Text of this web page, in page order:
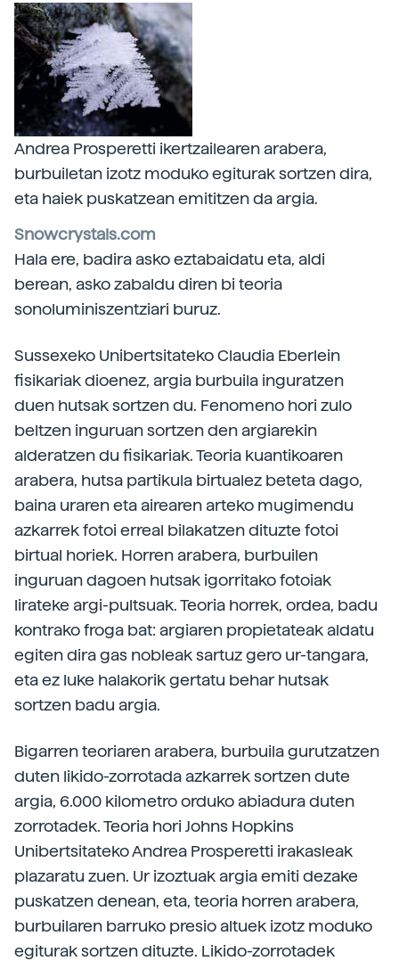
Andrea Prosperetti ikertzailearen arabera,
burbuiletan izotz moduko egiturak sortzen dira,
eta haiek puskatzean emititzen da argia.
Snowcrystals.com
Hala ere, badira asko eztabaidatu eta, aldi
berean, asko zabaldu diren bi teoria
sonoluminiszentziari buruz.
Sussexeko Unibertsitateko Claudia Eberlein
fisikariak dioenez, argia burbuila inguratzen
duen hutsak sortzen du. Fenomeno hori zulo
beltzen inguruan sortzen den argiarekin
alderatzen du fisikariak. Teoria kuantikoaren
arabera, hutsa partikula birtualez beteta dago,
baina uraren eta airearen arteko mugimendu
azkarrek fotoi erreal bilakatzen dituzte fotoi
birtual horiek. Horren arabera, burbuilen
inguruan dagoen hutsak igorritako fotoiak
lirateke argi-pultsuak. Teoria horrek, ordea, badu
kontrako froga bat: argiaren propietateak aldatu
egiten dira gas nobleak sartuz gero ur-tangara,
eta ez luke halakorik gertatu behar hutsak
sortzen badu argia.
Bigarren teoriaren arabera, burbuila gurutzatzen
duten likido-zorrotada azkarrek sortzen dute
argia, 6.000 kilometro orduko abiadura duten
zorrotadek. Teoria hori Johns Hopkins
Unibertsitateko Andrea Prosperetti irakasleak
plazaratu zuen. Ur izoztuak argia emiti dezake
puskatzen denean, eta, teoria horren arabera,
burbuilaren barruko presio altuek izotz moduko
egiturak sortzen dituzte. Likido-zorrotadek